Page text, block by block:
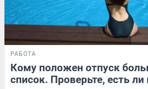
РАБОТА
Кому положен отпуск
список. Проверьте, есть